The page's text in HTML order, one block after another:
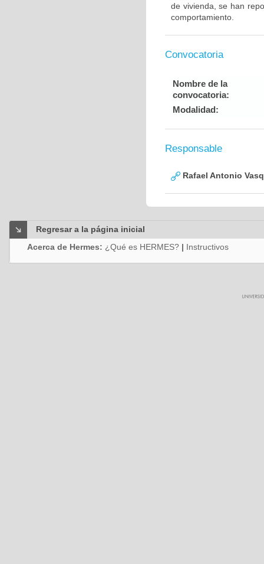
de vivienda, se han
comportamiento.
Convocatoria
Nombre de la
convocatoria:
Modalidad:
Responsable
Rafael Antonio
Regresar a la página inicial
Acerca de Hermes: ¿Qué es HERMES? | Instructivos